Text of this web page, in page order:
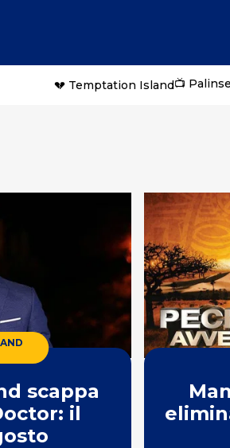
💔 Temptation Island📺
scappa
il